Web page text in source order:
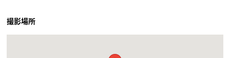
撮影場所